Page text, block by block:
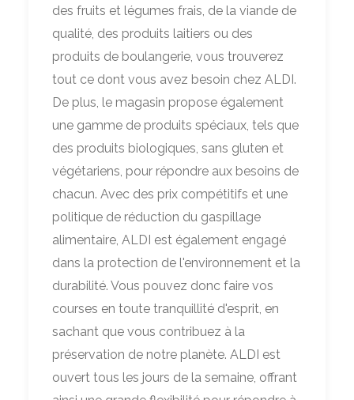
des fruits et légumes frais, de la viande de
qualité, des produits laitiers ou des
produits de boulangerie, vous trouverez
tout ce dont vous avez besoin chez ALDI.
De plus, le magasin propose également
une gamme de produits spéciaux, tels que
des produits biologiques, sans gluten et
végétariens, pour répondre aux besoins de
chacun. Avec des prix compétitifs et une
politique de réduction du gaspillage
alimentaire, ALDI est également engagé
dans la protection de l'environnement et la
durabilité. Vous pouvez donc faire vos
courses en toute tranquillité d'esprit, en
sachant que vous contribuez à la
préservation de notre planète. ALDI est
ouvert tous les jours de la semaine, offrant